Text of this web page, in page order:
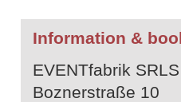
Information &
EVENTfabrik SRLS
Boznerstraße 10